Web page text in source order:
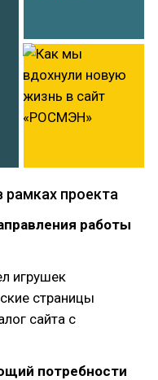
рамках проекта
работы
игрушек
страницы
сайта с
потребности